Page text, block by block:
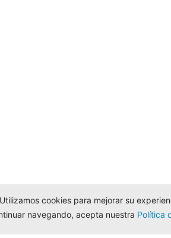
cookies para mejorar su
navegando, acepta nuestra Política